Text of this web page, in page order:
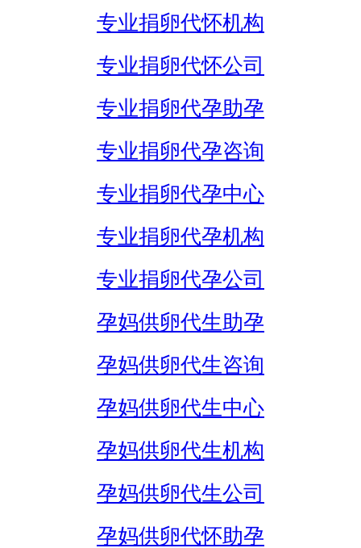
专业捐卵代怀机构
专业捐卵代怀公司
专业捐卵代孕助孕
专业捐卵代孕咨询
专业捐卵代孕中心
专业捐卵代孕机构
专业捐卵代孕公司
孕妈供卵代生助孕
孕妈供卵代生咨询
孕妈供卵代生中心
孕妈供卵代生机构
孕妈供卵代生公司
孕妈供卵代怀助孕